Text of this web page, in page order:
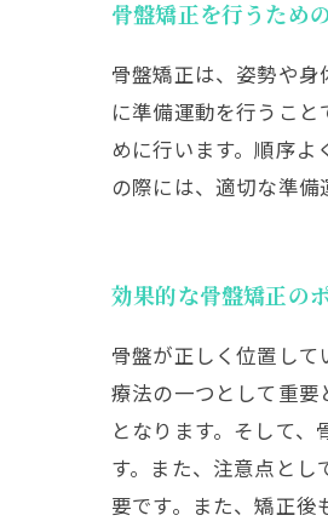
骨盤矯正を行うため
骨盤矯正は、姿勢や
に準備運動を行うこ
めに行います。順序
の際には、適切な準
効果的な骨盤矯正の
骨盤が正しく位置し
療法の一つとして重
となります。そして
す。また、注意点と
要です。また、矯正